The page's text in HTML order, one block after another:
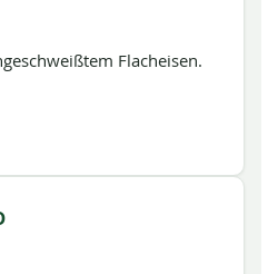
Flacheisen.